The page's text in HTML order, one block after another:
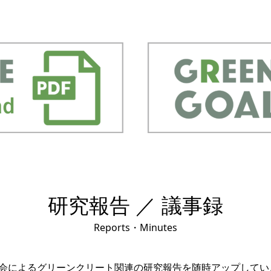
研究報告 ／ 議事録
Reports・Minutes
によるグリーンクリート関連の研究報告を随時アップして